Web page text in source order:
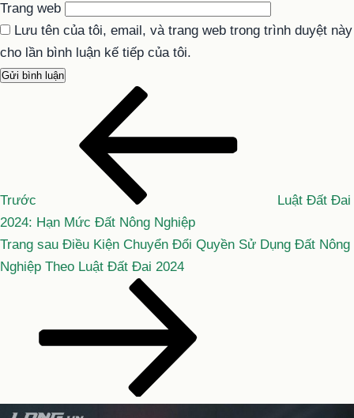
Trang web
Lưu tên của tôi, email, và trang web trong trình duyệt này
cho lần bình luận kế tiếp của tôi.
viết
Trước
Luật Đất Đai
2024: Hạn Mức Đất Nông Nghiệp
Bài
tiếp
Trang sau Điều Kiện Chuyển Đổi Quyền Sử Dụng Đất Nông
Nghiệp Theo Luật Đất Đai 2024